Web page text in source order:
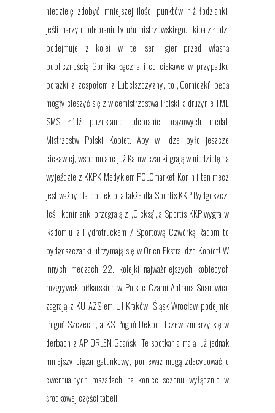
niedzielę zdobyć mniejszej ilości punktów niż łodzianki,
jeśli marzy o odebraniu tytułu mistrzowskiego. Ekipa z Łodzi
podejmuje z kolei w tej serii gier przed własną
publicznością Górnika Łęczna i co ciekawe w przypadku
porażki z zespołem z Lubelszczyzny, to „Górniczki” będą
mogły cieszyć się z wicemistrzostwa Polski, a drużynie TME
SMS Łódź pozostanie odebranie brązowych medali
Mistrzostw Polski Kobiet. Abyw lidze było jeszcze
ciekawiej, wspomniane jużKatowiczanki grają w niedzielę na
wyjeździe z KKPK Medykiem POLOmarket Konin i ten mecz
jest ważny dla obu ekip, a także dla Sportis KKP Bydgoszcz.
Jeśli koninianki przegrają z „Gieksą”, a Sportis KKP wygra w
Radomiu z Hydrotruckem / Sportową Czwórką Radom to
bydgoszczanki utrzymają się w Orlen Ekstralidze Kobiet! W
innych meczach 22. kolejki najważniejszych kobiecych
rozgrywek piłkarskich w Polsce Czarni Antrans Sosnowiec
zagrają z KU AZS-em UJ Kraków, Śląsk Wrocław podejmie
Pogoń Szczecin, a KS Pogoń Dekpol Tczew zmierzy się w
derbach z AP ORLEN Gdańsk. Te spotkania mają już jednak
mniejszy ciężar gatunkowy, ponieważ mogą zdecydować o
ewentualnych roszadach na koniec sezonu wyłączniew
środkowej części tabeli.